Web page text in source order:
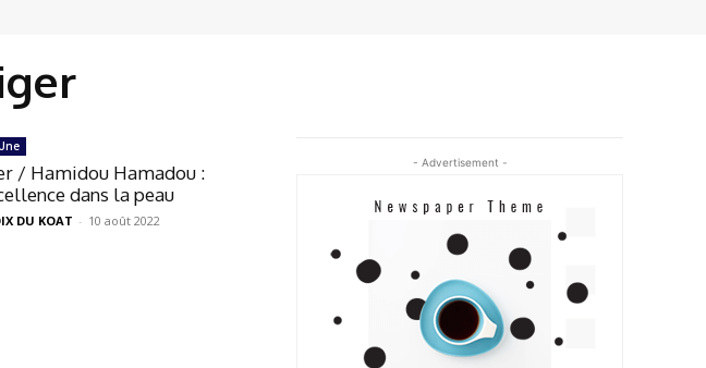
/ Hamidou Hamadou :
dans la peau
DU KOAT - 10 août 2022
- Advertisement -